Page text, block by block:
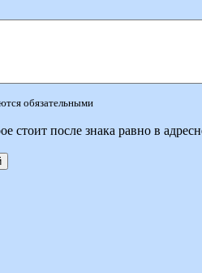
обязательными
стоит после знака равно в